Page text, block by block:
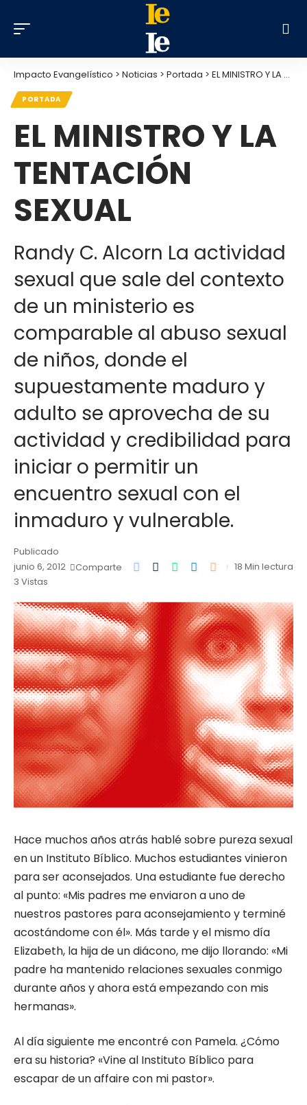
Impacto Evangelístico > Noticias > Portada > EL MINISTRO Y LA TENTACIÓN SEXUAL
PORTADA
EL MINISTRO Y LA
TENTACIÓN
SEXUAL
Randy C. Alcorn La actividad
sexual que sale del contexto
de un ministerio es
comparable al abuso sexual
de niños, donde el
supuestamente maduro y
adulto se aprovecha de su
actividad y credibilidad para
iniciar o permitir un
encuentro sexual con el
inmaduro y vulnerable.
Publicado
junio 6, 2012
3 Vistas
Comparte 18 Min lectura
Hace muchos años atrás hablé sobre pureza sexual
en un Instituto Bíblico. Muchos estudiantes vinieron
para ser aconsejados. Una estudiante fue derecho
al punto: «Mis padres me enviaron a uno de
nuestros pastores para aconsejamiento y terminé
acostándome con él». Más tarde y el mismo día
Elizabeth, la hija de un diácono, me dijo llorando: «Mi
padre ha mantenido relaciones sexuales conmigo
durante años y ahora está empezando con mis
hermanas».
Al día siguiente me encontré con Pamela. ¿Cómo
era su historia? «Vine al Instituto Bíblico para
escapar de un affaire con mi pastor».